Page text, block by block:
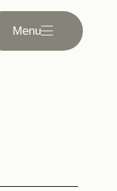
Menu Menu